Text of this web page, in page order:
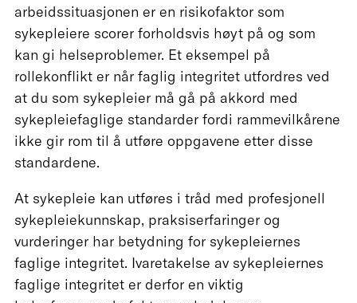
arbeidssituasjonen er en risikofaktor som
sykepleiere scorer forholdsvis høyt på og som
kan gi helseproblemer. Et eksempel på
rollekonflikt er når faglig integritet utfordres ved
at du som sykepleier må gå på akkord med
sykepleiefaglige standarder fordi rammevilkårene
ikke gir rom til å utføre oppgavene etter disse
standardene.
At sykepleie kan utføres i tråd med profesjonell
sykepleiekunnskap, praksiserfaringer og
vurderinger har betydning for sykepleiernes
faglige integritet. Ivaretakelse av sykepleiernes
faglige integritet er derfor en viktig